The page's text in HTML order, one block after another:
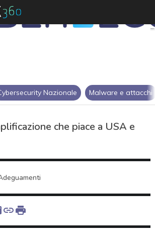
Nazionale Malware e attacchi
che piace a USA e